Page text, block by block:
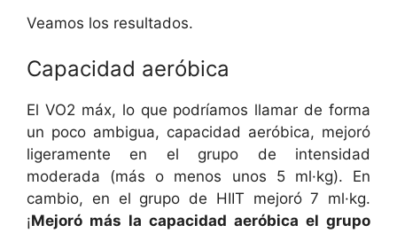
Veamos los resultados.
Capacidad aeróbica
El VO2 máx, lo que podríamos llamar de forma
un poco ambigua, capacidad aeróbica, mejoró
ligeramente en el grupo de intensidad
moderada (más o menos unos 5 ml·kg). En
cambio, en el grupo de HIIT mejoró 7 ml·kg.
¡Mejoró más la capacidad aeróbica el grupo